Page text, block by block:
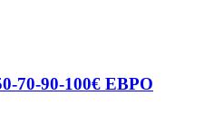
70-90-100€ ЕВРО